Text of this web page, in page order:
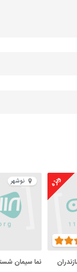
ویژه نوشهر
نما سیمان